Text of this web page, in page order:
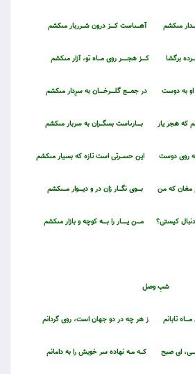
دلـــدار مى‏كشم آهــــى‏است كــــــز درون شـــرربار مى‏كشم
پــــرده برگشا كــــــز هجــــــــر روى مــــاه تو، آزار مى‏كشم
فرياد او به دوست در جمـــــع گلــــــرخــــــان به سرِدار مى‏كشم
به جامم كه هجر يار بــــــارى‏است بس‏گــــران به سربار مى‏كشم
به روى دوست اين حســــرتى است تازه كه بسيار مى‏كشم
مغان كه من بــــــوى نگــــار زان در و ديــــــوار مــــى‏كشم
به دنبال كيستى؟ مـــــن يــــــــار را بــــــه كوچه و بازار مى‏كشم
شبِ وصل
تابانم ز هر چه در دو جهان است، روى گردانم
اى صبح كــــه مــه نهاده سر خويش را به دامانم